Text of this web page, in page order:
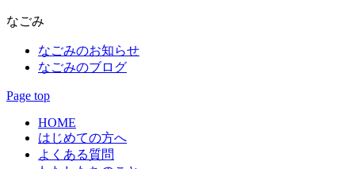
なごみ
なごみのお知らせ
なごみのブログ
Page top
HOME
はじめての方へ
よくある質問